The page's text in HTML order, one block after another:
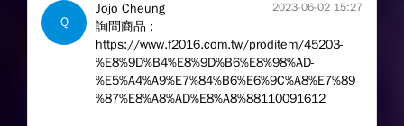
Q
Jojo Cheung 2023-06-02 15:27
詢問商品 :
https://www.f2016.com.tw/proditem/45203-
%E8%9D%B4%E8%9D%B6%E8%98%AD-
%E5%A4%A9%E7%84%B6%E6%9C%A8%E7%89
%87%E8%A8%AD%E8%A8%88110091612